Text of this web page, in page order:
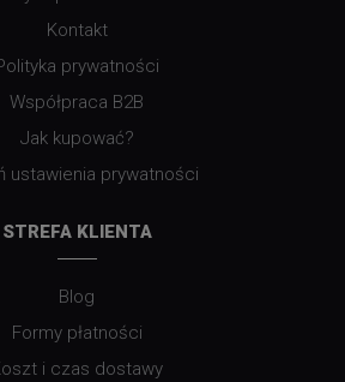
Kontakt
prywatności
Współpraca B2B
Jak kupować?
ustawienia prywatności
STREFA KLIENTA
Blog
Formy płatności
i czas dostawy